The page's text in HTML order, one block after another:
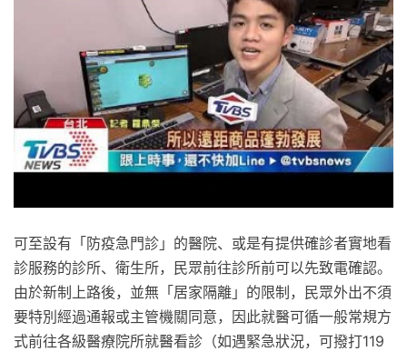
可至設有「防疫急門診」的醫院、或是有提供確診者實地看
診服務的診所、衛生所，民眾前往診所前可以先致電確認。
由於新制上路後，並無「居家隔離」的限制，民眾外出不須
要特別經過通報或主管機關同意，因此就醫可循一般常規方
式前往各級醫療院所就醫看診（如遇緊急狀況，可撥打119